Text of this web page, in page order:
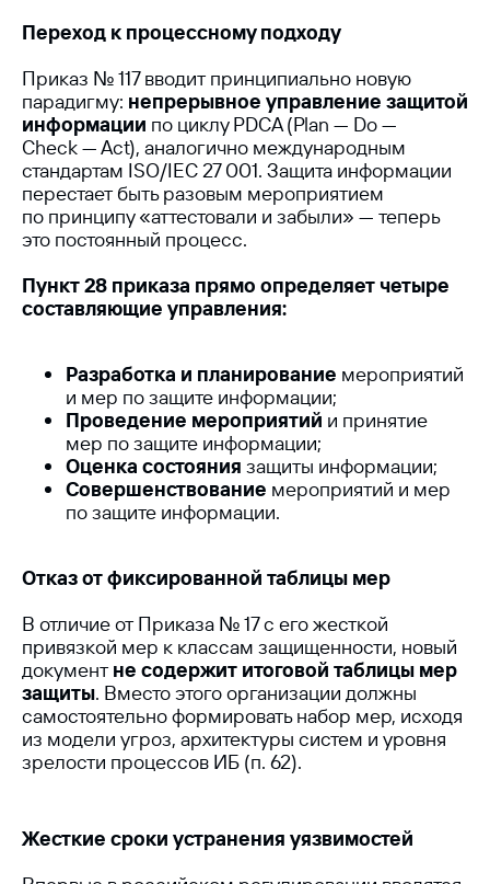
Переход к процессному подходу
Приказ № 117 вводит принципиально новую
парадигму: непрерывное управление защитой
информации по циклу PDCA (Plan — Do —
Check — Act), аналогично международным
стандартам ISO/IEC 27 001. Защита информации
перестает быть разовым мероприятием
по принципу «аттестовали и забыли» — теперь
это постоянный процесс.
Пункт 28 приказа прямо определяет четыре
составляющие управления:
Разработка и планирование мероприятий
и мер по защите информации;
Проведение мероприятий и принятие
мер по защите информации;
Оценка состояния защиты информации;
Совершенствование мероприятий и мер
по защите информации.
Отказ от фиксированной таблицы мер
В отличие от Приказа № 17 с его жесткой
привязкой мер к классам защищенности, новый
документне содержит итоговой таблицы мер
защиты. Вместо этого организации должны
самостоятельно формировать набор мер, исходя
из модели угроз, архитектуры систем и уровня
зрелости процессов ИБ (п. 62).
Жесткие сроки устранения уязвимостей